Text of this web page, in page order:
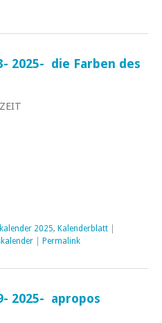
2025- die Farben des
2025, Kalenderblatt
Permalink
2025- apropos